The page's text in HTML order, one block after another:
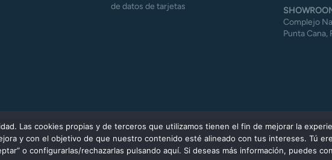
de datos de tarjetas
Complejo
Punta Cana,
Las cookies propias y de terceros que utilizamos tienen el fin de mejorar la
y con el objetivo de que nuestro contenido esté alineado con tus intereses. Tú
o configurarlas/rechazarlas pulsando aquí. Si deseas más información, puedes